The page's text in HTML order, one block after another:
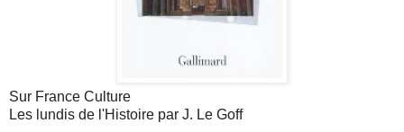
Sur France Culture
Les lundis de l'Histoire par J. Le Goff